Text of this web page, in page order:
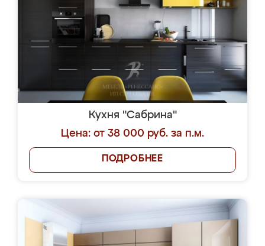
Кухня "Сабрина"
Цена: от 38 000 руб. за п.м.
ПОДРОБНЕЕ